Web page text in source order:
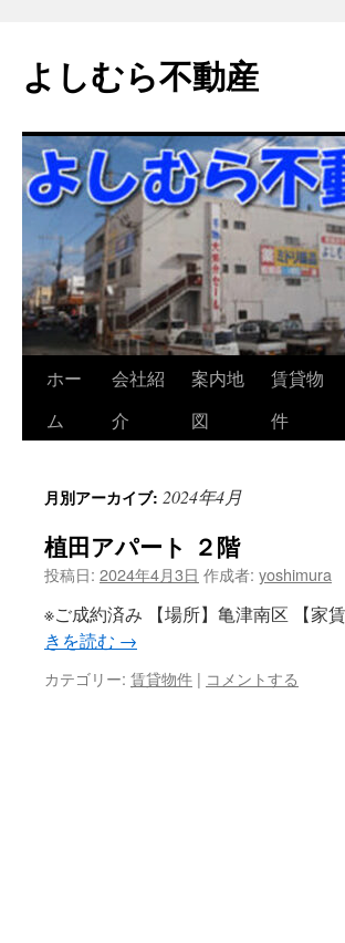
よしむら不動産
ン
ツ
へ
ホー
ム
会社紹
介
案内地
図
賃貸物
件
月別アーカイブ: 2024年4月
植田アパート ２階
投稿日: 2024年4月3日 作成者: yoshimura
※ご成約済み 【場所】亀津南区 【家
きを読む →
カテゴリー: 賃貸物件 | コメントする